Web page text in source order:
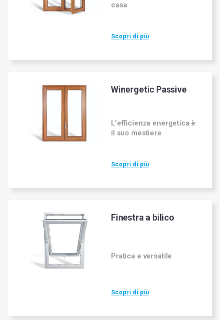
casa
Scopri di più
Winergetic Passive
L'efficienza energetica è
il suo mestiere
Scopri di più
Finestra a bilico
Pratica e versatile
Scopri di più